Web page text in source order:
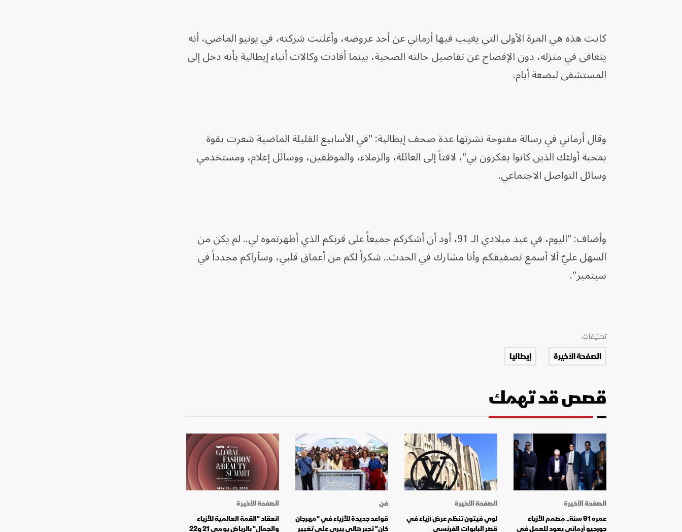
كانت هذه هي المرة الأولى التي يغيب فيها أرماني عن أحد عروضه، وأعلنت شركته، في يونيو الماضي، أنه
يتعافى في منزله، دون الإفصاح عن تفاصيل حالته الصحية، بينما أفادت وكالات أنباء إيطالية بأنه دخل إلى
المستشفى لبضعة أيام.
وقال أرماني في رسالة مفتوحة نشرتها عدة صحف إيطالية: "في الأسابيع القليلة الماضية شعرت بقوة
بمحبة أولئك الذين كانوا يفكرون بي"، لافتاً إلى العائلة، والزملاء، والموظفين، ووسائل إعلام، ومستخدمي
وسائل التواصل الاجتماعي.
وأضاف: "اليوم، في عيد ميلادي الـ 91، أود أن أشكركم جميعاً على قربكم الذي أظهرتموه لي.. لم يكن من
السهل عليّ ألا أسمع تصفيقكم وأنا مشارك في الحدث.. شكراً لكم من أعماق قلبي، وسأراكم مجدداً في
سبتمبر".
تصنيفات
الصفحة الأخيرة إيطاليا
قصص قد تهمك
الصفحة الأخيرة
عمره 91 سنة.. مصمم الأزياء
جورجيو أرماني يعود للعمل في
الصفحة الأخيرة
لوي فيتون تنظم عرض أزياء في
قصر البابوات الفرنسي
فن
قواعد جديدة للأزياء في "مهرجان
كان" تجبر هالي بيري على تغيير
الصفحة الأخيرة
انعقاد "القمة العالمية للأزياء
والجمال" بالرياض يومي 21 و22